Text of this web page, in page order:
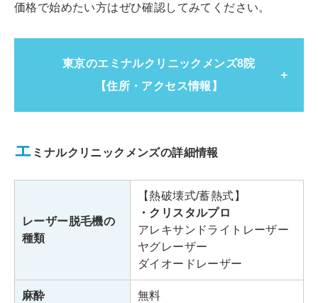
価格で始めたい方はぜひ確認してみてください。
東京のエミナルクリニックメンズ8院
【住所・アクセス情報】
エミナルクリニックメンズ新宿院
東京都新宿区西新宿1丁目3-3
品川ステーションビル新宿8階
・東京メトロ「新宿駅」より徒歩
・都営地下鉄「新宿西口駅」より
徒歩2分
エ ミナルクリニックメンズの詳細情報
レーザー脱毛機の
種類
【熱破壊式/蓄熱式】
・クリスタルプロ
アレキサンドライトレーザー
ヤグレーザー
ダイオードレーザー
麻酔 無料